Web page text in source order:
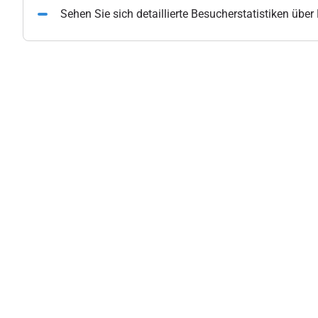
Sehen Sie sich detaillierte Besucherstatistiken